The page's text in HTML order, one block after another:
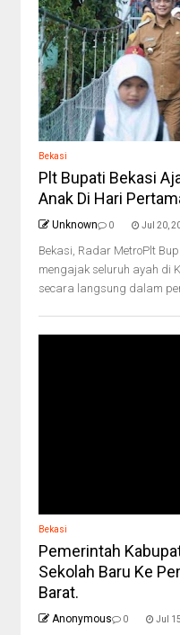
Bekasi
Plt Bupati Bekasi
Anak Di Hari
Unknown 0 Jul 20,
Bekasi, Radar MetroPlt
mengajak seluruh ayah di
secara langsung dalam
Bekasi
Pemerintah
Sekolah Baru Ke
Barat.
Anonymous 0 Jul